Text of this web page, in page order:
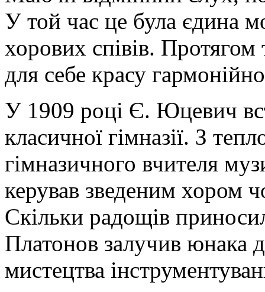
У той час це була єдина
хорових співів. Протягом
для себе красу
У 1909 році Є. Юцевич
класичної гімназії. З
гімназичного вчителя
керував зведеним хором
Скільки радощів
Платонов залучив юнака
мистецтва